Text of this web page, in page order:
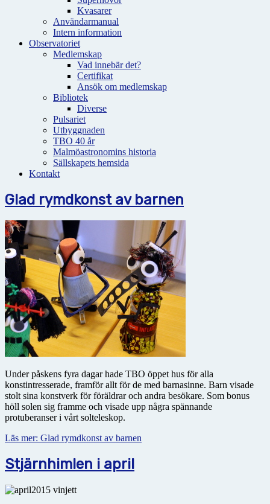
Kvasarer
Användarmanual
Intern information
Observatoriet
Medlemskap
Vad innebär det?
Certifikat
Ansök om medlemskap
Bibliotek
Diverse
Pulsariet
Utbyggnaden
TBO 40 år
Malmöastronomins historia
Sällskapets hemsida
Kontakt
Glad rymdkonst av barnen
Under påskens fyra dagar hade TBO öppet hus för alla
konstintresserade, framför allt för de med barnasinne. Barn visade
stolt sina konstverk för föräldrar och andra besökare. Som bonus
höll solen sig framme och visade upp några spännande
protuberanser i vårt solteleskop.
Läs mer: Glad rymdkonst av barnen
Stjärnhimlen i april